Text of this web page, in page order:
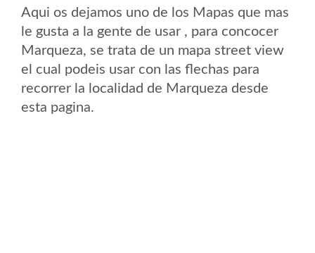
Aqui os dejamos uno de los Mapas que mas
le gusta a la gente de usar , para concocer
Marqueza, se trata de un mapa street view
el cual podeis usar con las flechas para
recorrer la localidad de Marqueza desde
esta pagina.